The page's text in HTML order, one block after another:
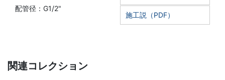
配管径：G1/2"
施工説（PDF）
関連コレクション